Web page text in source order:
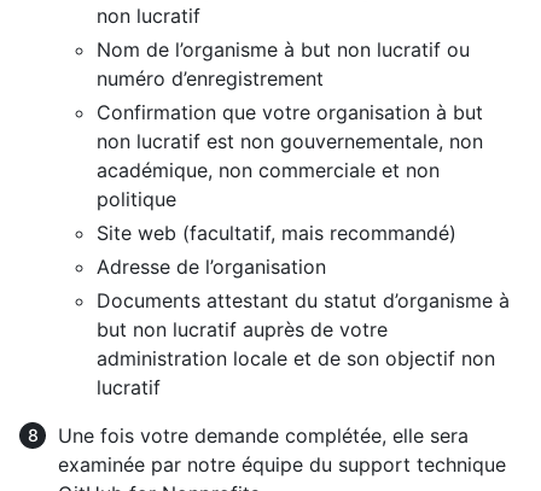
non lucratif
Nom de l’organisme à but non lucratif ou
numéro d’enregistrement
Confirmation que votre organisation à but
non lucratif est non gouvernementale, non
académique, non commerciale et non
politique
Site web (facultatif, mais recommandé)
Adresse de l’organisation
Documents attestant du statut d’organisme à
but non lucratif auprès de votre
administration locale et de son objectif non
lucratif
Une fois votre demande complétée, elle sera
examinée par notre équipe du support technique